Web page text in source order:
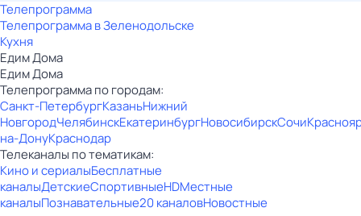
Телепрограмма
Телепрограмма в Зеленодольске
Кухня
Едим Дома
Едим Дома
Телепрограмма по городам:
Санкт-ПетербургКазаньНижний
НовгородЧелябинскЕкатеринбургНовосибирскСочи
на-ДонуКраснодар
Телеканалы по тематикам:
Кино и сериалыБесплатные
каналыДетскиеСпортивныеHDМестные
каналыПознавательные20 каналовНовостные